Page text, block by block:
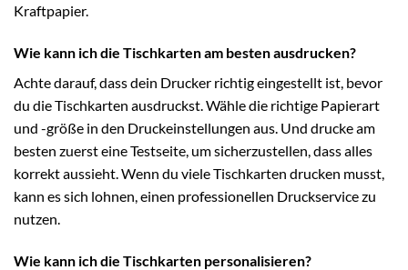
Kraftpapier.
Wie kann ich die Tischkarten am besten ausdrucken?
Achte darauf, dass dein Drucker richtig eingestellt ist, bevor
du die Tischkarten ausdruckst. Wähle die richtige Papierart
und -größe in den Druckeinstellungen aus. Und drucke am
besten zuerst eine Testseite, um sicherzustellen, dass alles
korrekt aussieht. Wenn du viele Tischkarten drucken musst,
kann es sich lohnen, einen professionellen Druckservice zu
nutzen.
Wie kann ich die Tischkarten personalisieren?